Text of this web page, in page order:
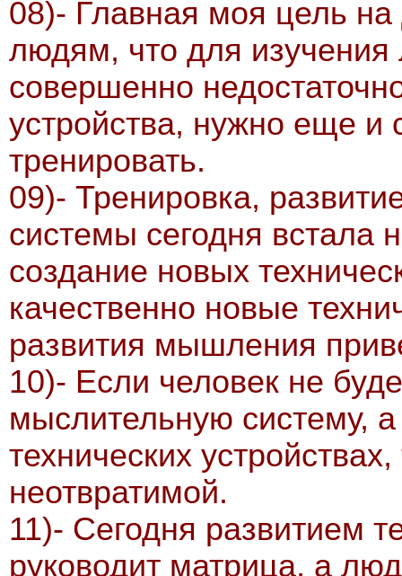
08)- Главная моя цель
людям, что для
совершенно
устройства, нужно еще
тренировать.
09)- Тренировка,
системы сегодня встала
создание новых
качественно новые
развития мышления
10)- Если человек не
мыслительную систему,
технических
неотвратимой.
11)- Сегодня развитием
руководит матрица, а